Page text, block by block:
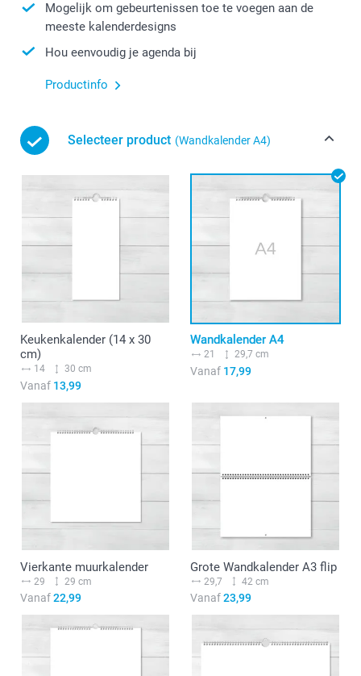
Mogelijk om gebeurtenissen toe te voegen aan de
meeste kalenderdesigns
Hou eenvoudig je agenda bij
Productinfo
Selecteer product (Wandkalender A4)
Keukenkalender (14 x 30
cm)
14 30 cm
Vanaf 13,99
Wandkalender A4
21 29,7 cm
Vanaf17,99
Vierkante muurkalender
29 29 cm
Vanaf22,99
Grote Wandkalender A3 flip
29,7 42 cm
Vanaf23,99